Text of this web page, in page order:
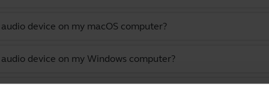
device on my macOS computer?
device on my Windows computer?
Teams?